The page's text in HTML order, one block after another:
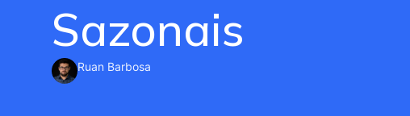
Sazonais
Ruan Barbosa